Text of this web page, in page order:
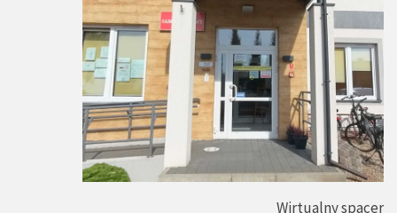
Wirtualny spacer